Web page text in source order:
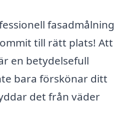
fasadmålning
till rätt plats! Att
en betydelsefull
bara förskönar ditt
det från väder